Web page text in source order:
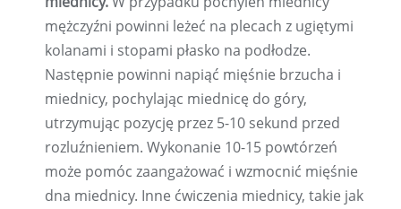
mężczyźni powinni leżeć na plecach z ugiętymi
kolanami i stopami płasko na podłodze.
Następnie powinni napiąć mięśnie brzucha i
miednicy, pochylając miednicę do góry,
utrzymując pozycję przez 5-10 sekund przed
rozluźnieniem. Wykonanie 10-15 powtórzeń
może pomóc zaangażować i wzmocnić mięśnie
dna miednicy. Inne ćwiczenia miednicy, takie jak